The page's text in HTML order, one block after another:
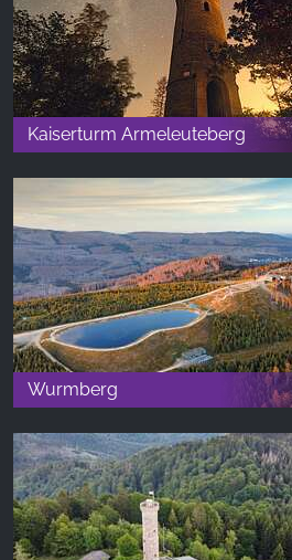
Kaiserturm Armeleuteberg
Wurmberg